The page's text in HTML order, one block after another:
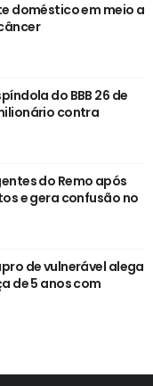
doméstico em meio a
do BBB 26 de
contra
do Remo após
e gera confusão no
de vulnerável alega
de 5 anos com